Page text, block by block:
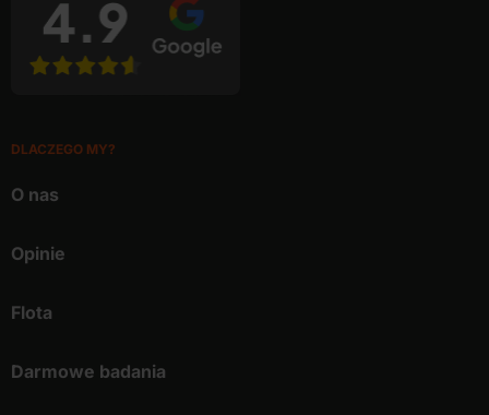
DLACZEGO MY?
O nas
Opinie
Flota
Darmowe badania